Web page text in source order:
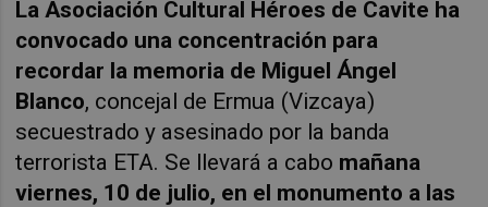
La Asociación Cultural Héroes de Cavite ha
convocado una concentración para
recordar la memoria de Miguel Ángel
Blanco, concejal de Ermua (Vizcaya)
secuestrado y asesinado por la banda
terrorista ETA. Se llevará a cabo mañana
viernes, 10 de julio, en el monumento a las